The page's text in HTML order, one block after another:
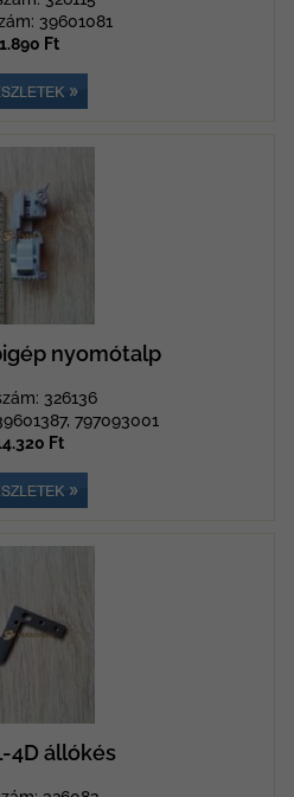
39601081
1.890 Ft
nyomótalp
326136
797093001
Ft
4D állókés